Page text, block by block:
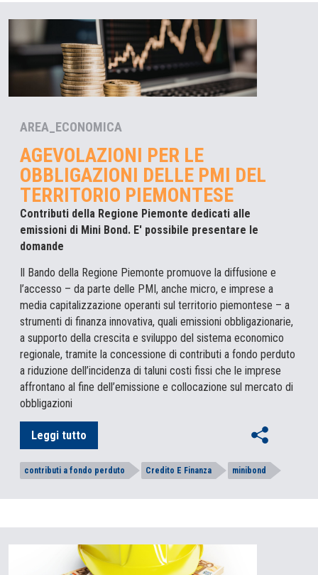
AREA_ECONOMICA
AGEVOLAZIONI PER LE
OBBLIGAZIONI DELLE PMI DEL
TERRITORIO PIEMONTESE
Contributi della Regione Piemonte dedicati alle
emissioni di Mini Bond. E' possibile presentare le
domande
Il Bando della Regione Piemonte promuove la diffusione e
l’accesso – da parte delle PMI, anche micro, e imprese a
media capitalizzazione operanti sul territorio piemontese – a
strumenti di finanza innovativa, quali emissioni obbligazionarie,
a supporto della crescita e sviluppo del sistema economico
regionale, tramite la concessione di contributi a fondo perduto
a riduzione dell’incidenza di taluni costi fissi che le imprese
affrontano al fine dell’emissione e collocazione sul mercato di
obbligazioni
Leggi tutto
contributi a fondo perduto Credito E Finanza minibond